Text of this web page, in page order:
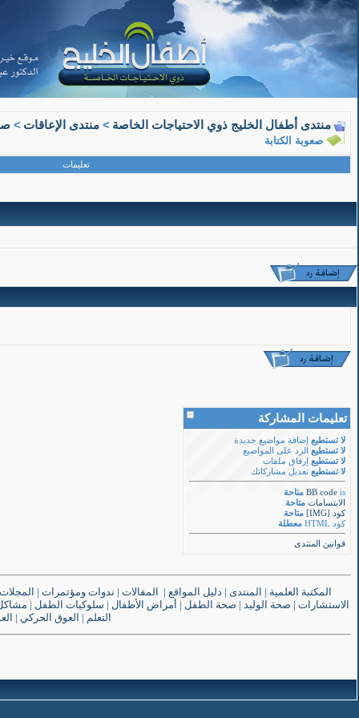
منتدى أطفال الخليج ذوي الاحتياجات الخاصة > منتدى الإعاقات >
صعوبة الكتابة
تعليمات
mahd32
عضو جديد
صعوبة الكتابة
مصطلح يعبر عن اضطراب وظيفي بسيط، يجعل الطفل غير
ويظهر هذا الاضطراب في صورة عدم إتقان شكل الحرف
تعليمات المشاركة
لا تستطيع إضافة مواضيع جديدة
لا تستطيع الرد على المواضيع
لا تستطيع إرفاق ملفات
لا تستطيع تعديل مشاركاتك
BB code is
متاحة
الابتسامات متاحة
كود [IMG]
متاحة
كود HTML
معطلة
قوانين المنتدى
المكتبة العلمية | المنتدى | دليل المواقع | المقالات | ندوات ومؤتمرات | المجلات
الاستشارات | صحة الوليد | صحة الطفل | أمراض الأطفال | سلوكيات الطفل |
التعلم | العوق الحركي |